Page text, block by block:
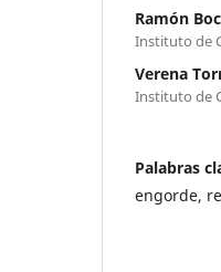
Ramón
Instituto de
Verena
Instituto de
Palabras
engorde,